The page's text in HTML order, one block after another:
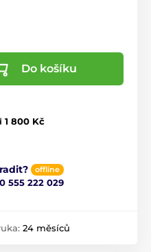
Do košíku
1 800 Kč
offline
555 222 029
24 měsíců